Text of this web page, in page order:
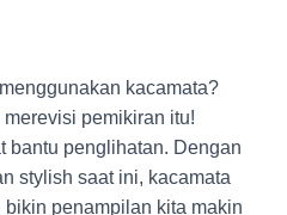
kacamata?
pemikiran itu!
bantu penglihatan. Dengan
stylish saat ini, kacamata
penampilan kita makin